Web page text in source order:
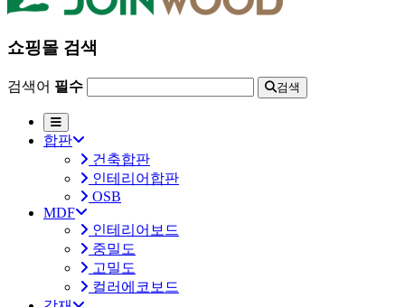
쇼핑몰 검색
검색어 필수 검색
합판
건축합판
인테리어합판
OSB
MDF
인테리어보드
중밀도
고밀도
컬러에코보드